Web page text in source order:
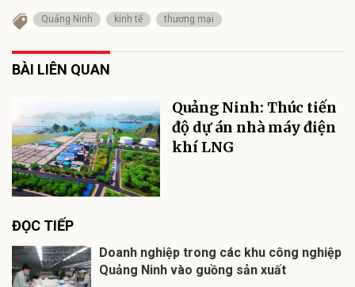
Quảng Ninh kinh tế thương mại
BÀI LIÊN QUAN
Quảng Ninh: Thúc tiến
độ dự án nhà máy điện
khí LNG
ĐỌC TIẾP
Doanh nghiệp trong các khu công nghiệp
Quảng Ninh vào guồng sản xuất